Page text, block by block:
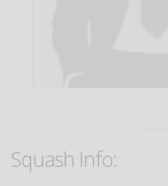
Squash Info: